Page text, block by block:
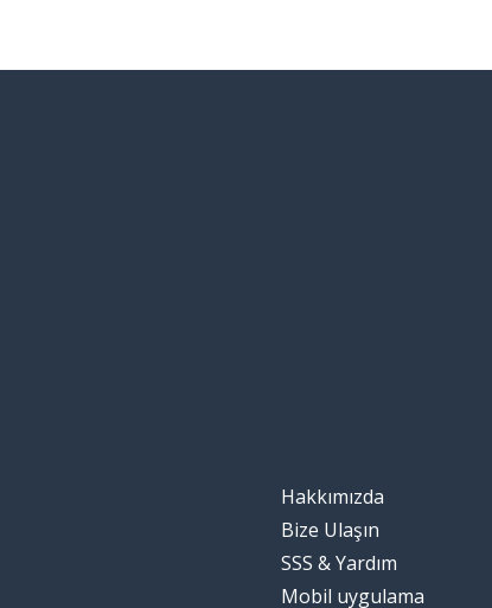
Hakkımızda
Bize Ulaşın
SSS & Yardım
Mobil uygulama